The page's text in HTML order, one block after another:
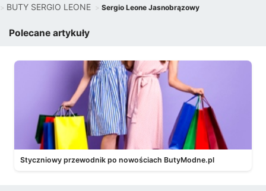
BUTY SERGIO LEONE Sergio Leone Jasnobrązowy
Polecane artykuły
Styczniowy przewodnik po nowościach ButyModne.pl